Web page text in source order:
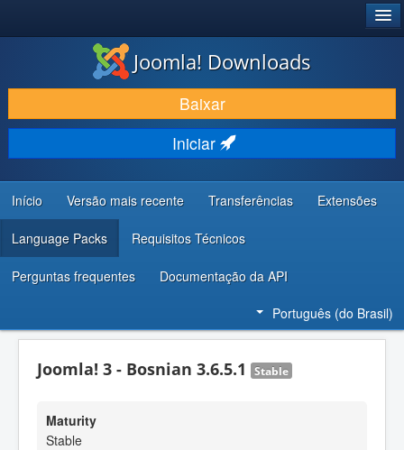
BAIXAR E APRIMORAR
DESCUBRA & APRENDA
COMUNIDADE & SUPORTE
RECURSOS PARA DESENVOLVEDORES
Joomla! Downloads
Baixar
Iniciar
Início Versão mais recente Transferências Extensões
Language Packs Requisitos Técnicos
Perguntas frequentes Documentação da API
Português (do Brasil)
Joomla! 3 - Bosnian 3.6.5.1 Stable
Maturity
Stable